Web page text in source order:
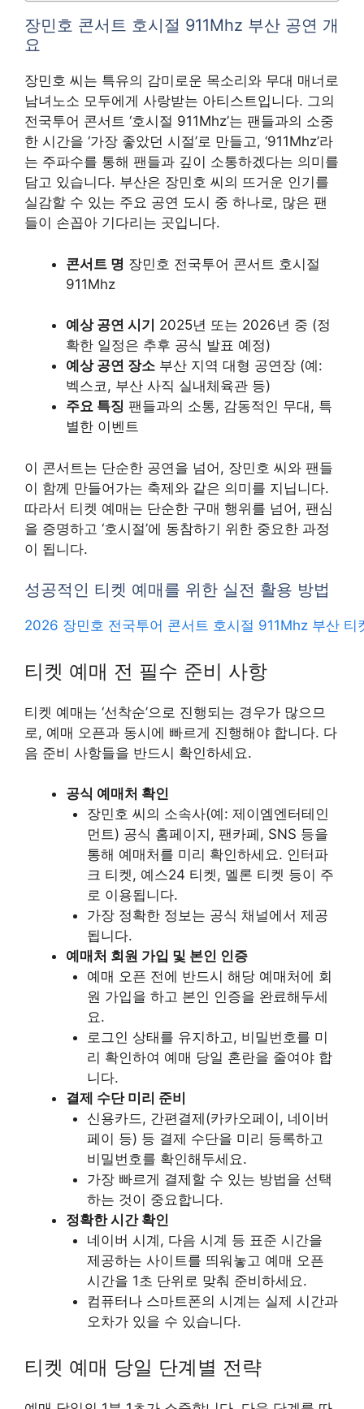
장민호 콘서트 호시절 911Mhz 부산 공연 개
요
장민호 씨는 특유의 감미로운 목소리와 무대 매너로
남녀노소 모두에게 사랑받는 아티스트입니다. 그의
전국투어 콘서트 ‘호시절 911Mhz’는 팬들과의 소중
한 시간을 ‘가장 좋았던 시절’로 만들고, ‘911Mhz’라
는 주파수를 통해 팬들과 깊이 소통하겠다는 의미를
담고 있습니다. 부산은 장민호 씨의 뜨거운 인기를
실감할 수 있는 주요 공연 도시 중 하나로, 많은 팬
들이 손꼽아 기다리는 곳입니다.
콘서트 명 장민호 전국투어 콘서트 호시절
911Mhz
예상 공연 시기
2025년 또는 2026년 중 (정
확한 일정은 추후 공식 발표 예정)
예상 공연 장소 부산 지역 대형 공연장 (예:
벡스코, 부산 사직 실내체육관 등)
주요 특징 팬들과의 소통, 감동적인 무대, 특
별한 이벤트
이 콘서트는 단순한 공연을 넘어, 장민호 씨와 팬들
이 함께 만들어가는 축제와 같은 의미를 지닙니다.
따라서 티켓 예매는 단순한 구매 행위를 넘어, 팬심
을 증명하고 ‘호시절’에 동참하기 위한 중요한 과정
이 됩니다.
성공적인 티켓 예매를 위한 실전 활용 방법
2026 장민호 전국투어 콘서트 호시절 911Mhz 부산 티
티켓 예매 전 필수 준비 사항
티켓 예매는 ‘선착순’으로 진행되는 경우가 많으므
로, 예매 오픈과 동시에 빠르게 진행해야 합니다. 다
음 준비 사항들을 반드시 확인하세요.
공식 예매처 확인
장민호 씨의 소속사(예: 제이엠엔터테인
먼트) 공식 홈페이지, 팬카페, SNS 등을
통해 예매처를 미리 확인하세요. 인터파
크 티켓, 예스24 티켓, 멜론 티켓 등이 주
로 이용됩니다.
가장 정확한 정보는 공식 채널에서 제공
됩니다.
예매처 회원 가입 및 본인 인증
예매 오픈 전에 반드시 해당 예매처에 회
원 가입을 하고 본인 인증을 완료해두세
요.
로그인 상태를 유지하고, 비밀번호를 미
리 확인하여 예매 당일 혼란을 줄여야 합
니다.
결제 수단 미리 준비
신용카드, 간편결제(카카오페이, 네이버
페이 등) 등 결제 수단을 미리 등록하고
비밀번호를 확인해두세요.
가장 빠르게 결제할 수 있는 방법을 선택
하는 것이 중요합니다.
정확한 시간 확인
네이버 시계, 다음 시계 등 표준 시간을
제공하는 사이트를 띄워놓고 예매 오픈
시간을 1초 단위로 맞춰 준비하세요.
컴퓨터나 스마트폰의 시계는 실제 시간과
오차가 있을 수 있습니다.
티켓 예매 당일 단계별 전략